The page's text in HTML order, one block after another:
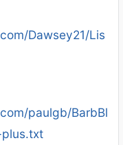
Dawsey21/Lis
paulgb/BarbBl